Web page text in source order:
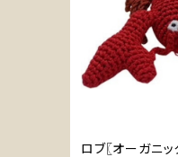
ロブ〖オーガニッ